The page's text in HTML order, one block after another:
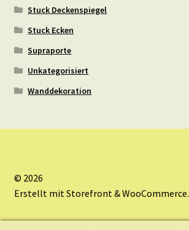
Stuck Deckenspiegel
Stuck Ecken
Supraporte
Unkategorisiert
Wanddekoration
© 2026
Erstellt mit Storefront & WooCommerce.